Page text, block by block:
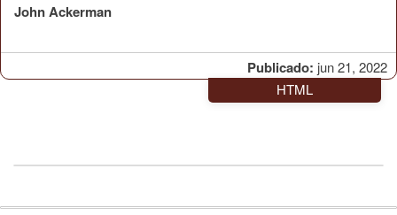
Publicado: jun 21, 2022
John Ackerman
HTML